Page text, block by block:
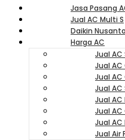
Jasa Pasang
Jual AC Multi S
Daikin
Harga AC
Jual
Jual AC
Jual
Jual
Jual
Jual
Jual AC
Jual Air